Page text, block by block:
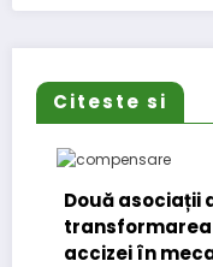
Citeste si
Două asociații
transformarea
accizei în